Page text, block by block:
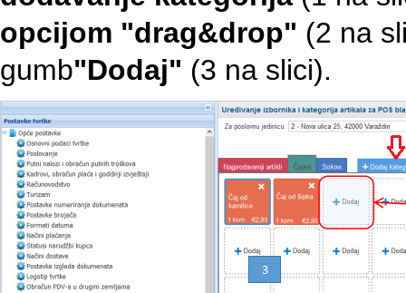
opcijom "drag&drop" (2 na
gumb"Dodaj" (3 na slici).